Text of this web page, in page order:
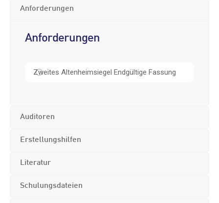
Anforderungen
Anforderungen
Zweites Altenheimsiegel Endgültige Fassung
Auditoren
Erstellungshilfen
Literatur
Schulungsdateien